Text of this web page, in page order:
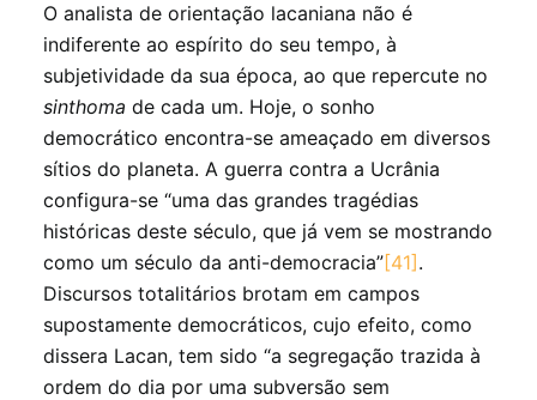
O analista de orientação lacaniana não é
indiferente ao espírito do seu tempo, à
subjetividade da sua época, ao que repercute no
sinthoma de cada um. Hoje, o sonho
democrático encontra-se ameaçado em diversos
sítios do planeta. A guerra contra a Ucrânia
configura-se “uma das grandes tragédias
históricas deste século, que já vem se mostrando
como um século da anti-democracia”[41] .
Discursos totalitários brotam em campos
supostamente democráticos, cujo efeito, como
dissera Lacan, tem sido “a segregação trazida à
ordem do dia por uma subversão sem